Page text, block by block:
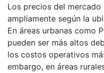
Los precios del
ampliamente según la
En áreas urbanas como
pueden ser más altos
los costos operativos
embargo, en áreas